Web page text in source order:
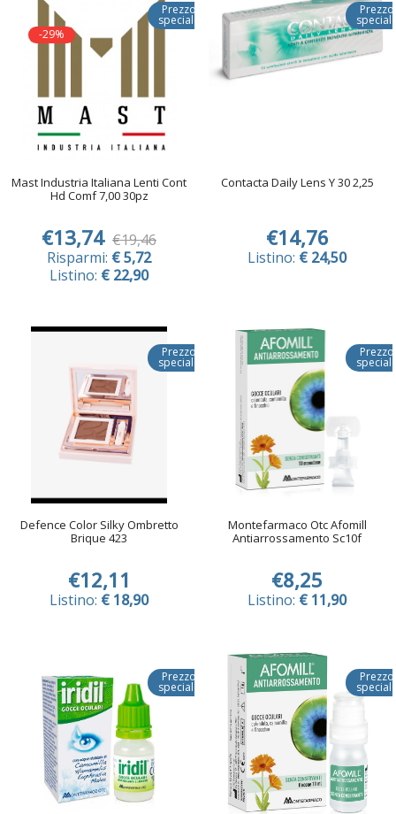
Prezzo
speciale
-29%
Mast Industria Italiana Lenti Cont
Hd Comf 7,00 30pz
€13,74 €19,46
Risparmi: € 5,72
Listino: € 22,90
Prezzo
Contacta Daily Lens Y 30 2,25
€14,76
Listino: € 24,50
Prezzo
speciale
Defence Color Silky Ombretto
Brique 423
€12,11
Listino: € 18,90
Prezzo
Montefarmaco Otc Afomill
Antiarrossamento Sc10f
€8,25
Listino: € 11,90
Prezzo
speciale
Prezzo